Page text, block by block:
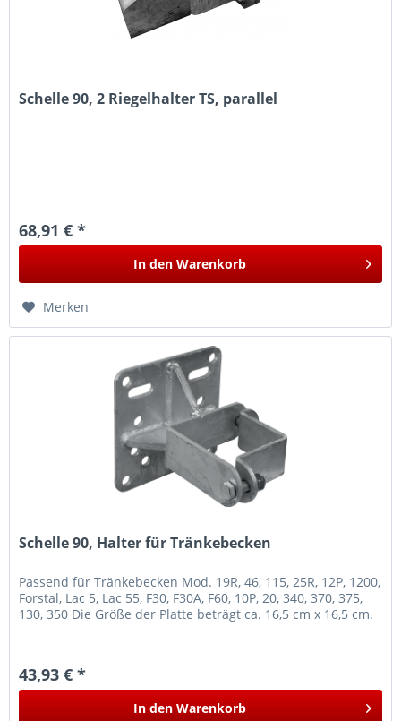
Schelle 90, 2 Riegelhalter TS, parallel
68,91 € *
In den Warenkorb
Merken
Schelle 90, Halter für Tränkebecken
Passend für Tränkebecken Mod. 19R, 46, 115, 25R, 12P, 1200,
Forstal, Lac 5, Lac 55, F30, F30A, F60, 10P, 20, 340, 370, 375,
130, 350 Die Größe der Platte beträgt ca. 16,5 cm x 16,5 cm.
43,93 € *
In den Warenkorb